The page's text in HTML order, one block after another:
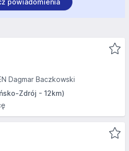
powiadomienia
Dagmar Baczkowski
Zdrój - 12km)